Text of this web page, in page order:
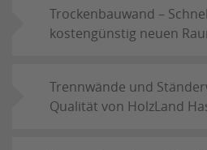
Trockenbauwand –
kostengünstig neuen
Trennwände und
Qualität von HolzLand